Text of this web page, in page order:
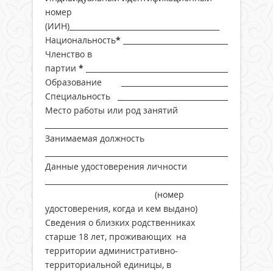
номер
(ИИН)_________________________________________
Национальность*
Членство в
партии *
Образование
Специальность
Место работы или род занятий
Занимаемая должность
Данные удостоверения личности
(номер
удостоверения, когда и кем выдано)
Сведения о близких родственниках
старше 18 лет, проживающих на
территории административно-
территориальной единицы, в